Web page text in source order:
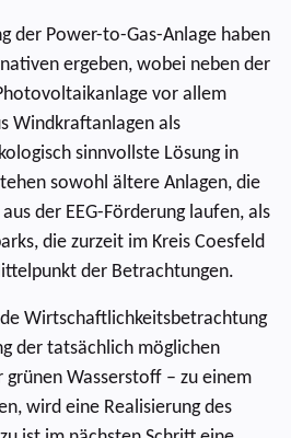
der Power-to-Gas-Anlage haben
ergeben, wobei neben der
vor allem
Windkraftanlagen als
sinnvollste Lösung in
sowohl ältere Anlagen, die
der EEG-Förderung laufen, als
die zurzeit im Kreis Coesfeld
der Betrachtungen.
Wirtschaftlichkeitsbetrachtung
der tatsächlich möglichen
Wasserstoff – zu einem
wird eine Realisierung des